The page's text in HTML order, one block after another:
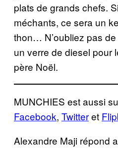
plats de grands chefs.
méchants, ce sera un
thon… N’oubliez pas
un verre de diesel pour
père Noël.
MUNCHIES est aussi
Facebook, Twitteret
Alexandre Maji répond